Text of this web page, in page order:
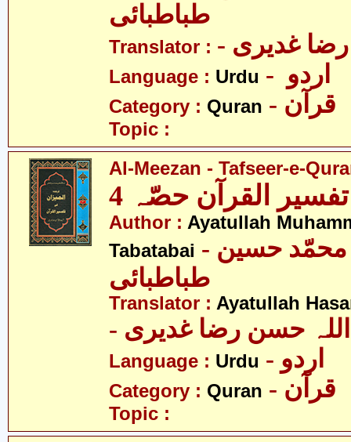
طباطبائی
Translator : رضا غدیری
Language : Urdu
Category : Quran - قرآن
Topic :
Al-Meezan - Tafseer-e-
القرآن حصّہ 4
Author : Ayatullah
Tabatabai - آیت اللہ محمّد حسین
طباطبائی
Translator : Ayatullah
اللہ حسن رضا غدیری
Language : Urdu - اردو
Category : Quran - قرآن
Topic :